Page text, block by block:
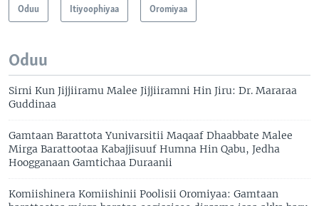
Oduu Itiyoophiyaa Oromiyaa
Oduu
Sirni Kun Jijjiiramu Malee Jijjiiramni Hin Jiru: Dr. Mararaa
Guddinaa
Gamtaan Barattota Yunivarsitii Maqaaf Dhaabbate Malee
Mirga Barattootaa Kabajjisuuf Humna Hin Qabu, Jedha
Hoogganaan Gamtichaa Duraanii
Komiishinera Komiishinii Poolisii Oromiyaa: Gamtaan